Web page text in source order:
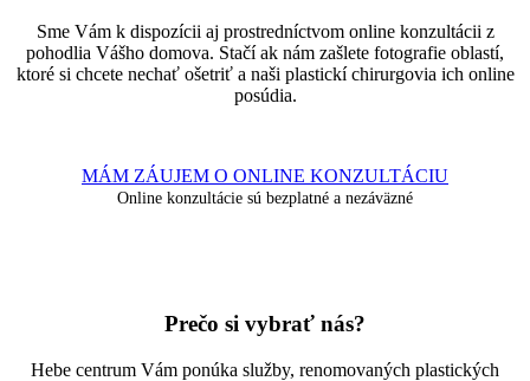
Sme Vám k dispozícii aj prostredníctvom online konzultácii z
pohodlia Vášho domova. Stačí ak nám zašlete fotografie oblastí,
ktoré si chcete nechať ošetriť a naši plastickí chirurgovia ich online
posúdia.
MÁM ZÁUJEM O ONLINE KONZULTÁCIU
Online konzultácie sú bezplatné a nezáväzné
Prečo si vybrať nás?
Hebe centrum Vám ponúka služby, renomovaných plastických